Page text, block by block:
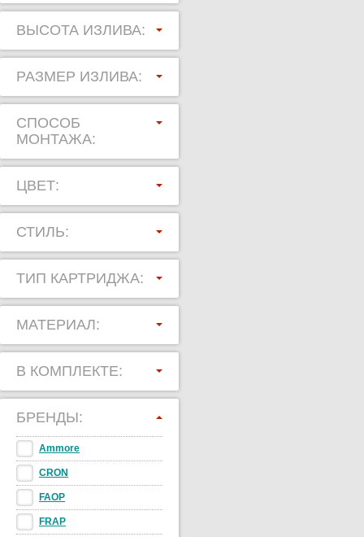
ВЫСОТА ИЗЛИВА:
РАЗМЕР ИЗЛИВА:
СПОСОБ
МОНТАЖА:
ЦВЕТ:
СТИЛЬ:
ТИП КАРТРИДЖА:
МАТЕРИАЛ:
В КОМПЛЕКТЕ:
БРЕНДЫ:
Ammore
CRON
FAOP
FRAP